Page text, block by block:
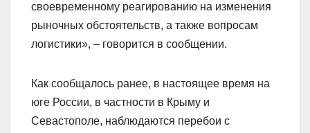
своевременному реагированию на изменения
рыночных обстоятельств, а также вопросам
логистики», – говорится в сообщении.
Как сообщалось ранее, в настоящее время на
юге России, в частности в Крыму и
Севастополе, наблюдаются перебои с